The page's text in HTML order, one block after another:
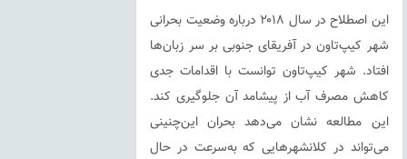
این اصطلاح در سال ۲۰۱۸ درباره وضعیت بحرانی
شهر کیپ‌تاون در آفریقای جنوبی بر سر زبان‌ها
افتاد. شهر کیپ‌تاون توانست با اقدامات جدی
کاهش مصرف آب از پیشامد آن جلوگیری کند.
این مطالعه نشان می‌دهد بحران‌ این‌چنینی
می‌تواند در کلانشهرهایی که به‌سرعت در حال